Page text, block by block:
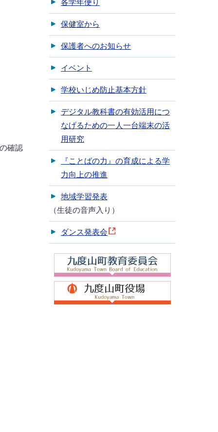
確認
各学年便り
保健室から
保護者へのお知らせ
イベント
学校いじめ防止基本方針
デジタル教科書の有効活用につ
なげるための一人一台端末の活
用研究
『ことばの力』の育成による学
力向上の推進
地域学習発表
（生徒の音声入り）
ダンス発表会